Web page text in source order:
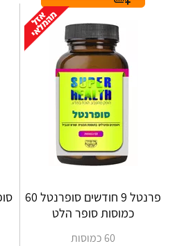
פרנטל 9 חודשים סופרנטל 60
כמוסות סופר הלט
60 כמוסות